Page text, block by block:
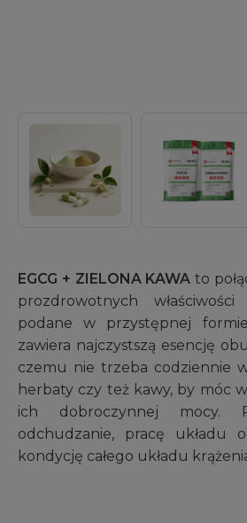
EGCG + ZIELONA KAWA to
prozdrowotnych
podane w przystępnej
zawiera najczystszą esencję
czemu nie trzeba codziennie
herbaty czy też kawy, by móc
ich dobroczynnej mocy.
odchudzanie, pracę układu
kondycję całego układu